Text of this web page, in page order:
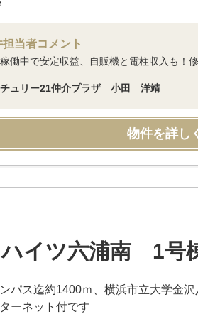
担当者コメント
働中で安定収益、自販機と電柱収入も！
ュリー21仲介プラザ 小田 洋靖
物件を詳し
ハイツ六浦南 1
パス迄約1400ｍ、横浜市立大学金
ーネット付です